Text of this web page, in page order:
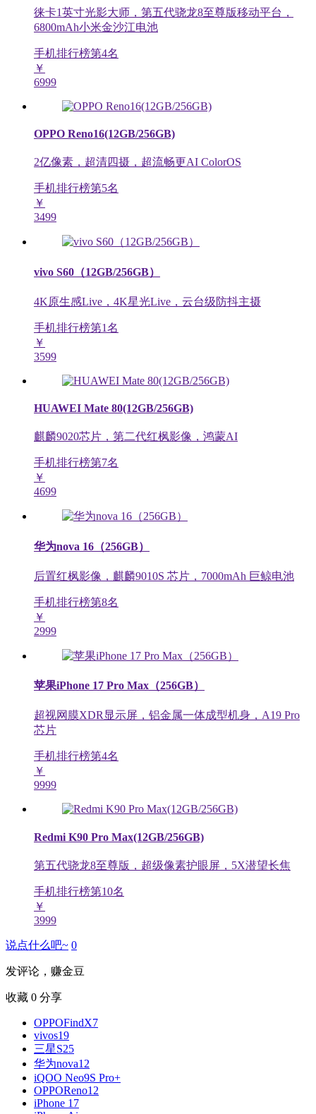
徕卡1英寸光影大师，第五代骁龙8至尊版移动平台，
6800mAh小米金沙江电池
手机排行榜第4名
￥
6999
OPPO Reno16(12GB/256GB)
2亿像素，超清四摄，超流畅更AI ColorOS
手机排行榜第5名
￥
3499
vivo S60（12GB/256GB）
4K原生感Live，4K星光Live，云台级防抖主摄
手机排行榜第1名
￥
3599
HUAWEI Mate 80(12GB/256GB)
麒麟9020芯片，第二代红枫影像，鸿蒙AI
手机排行榜第7名
￥
4699
华为nova 16（256GB）
后置红枫影像，麒麟9010S 芯片，7000mAh 巨鲸电池
手机排行榜第8名
￥
2999
苹果iPhone 17 Pro Max（256GB）
超视网膜XDR显示屏，铝金属一体成型机身，A19 Pro
芯片
手机排行榜第4名
￥
9999
Redmi K90 Pro Max(12GB/256GB)
第五代骁龙8至尊版，超级像素护眼屏，5X潜望长焦
手机排行榜第10名
￥
3999
说点什么吧~ 0
发评论，赚金豆
收藏 0 分享
OPPOFindX7
vivos19
三星S25
华为nova12
iQOO Neo9S Pro+
OPPOReno12
iPhone 17